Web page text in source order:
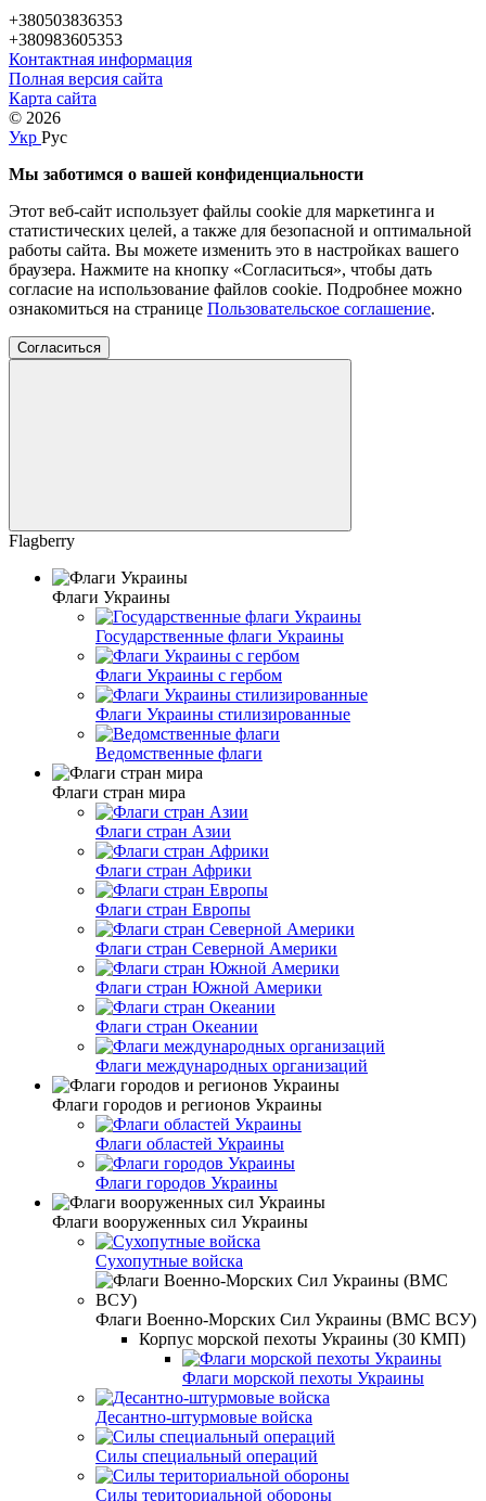
+380503836353
+380983605353
Контактная информация
Полная версия сайта
Карта сайта
© 2026
Укр Рус
Мы заботимся о вашей конфиденциальности
Этот веб-сайт использует файлы cookie для маркетинга и
статистических целей, а также для безопасной и оптимальной
работы сайта. Вы можете изменить это в настройках вашего
браузера. Нажмите на кнопку «Согласиться», чтобы дать
согласие на использование файлов cookie. Подробнее можно
ознакомиться на странице Пользовательское соглашение.
Согласиться
Flagberry
Флаги Украины
Государственные флаги Украины
Флаги Украины с гербом
Флаги Украины стилизированные
Ведомственные флаги
Флаги стран мира
Флаги стран Азии
Флаги стран Африки
Флаги стран Европы
Флаги стран Северной Америки
Флаги стран Южной Америки
Флаги стран Океании
Флаги международных организаций
Флаги городов и регионов Украины
Флаги областей Украины
Флаги городов Украины
Флаги вооруженных сил Украины
Сухопутные войска
Флаги Военно-Морских Сил Украины (ВМС ВСУ)
Корпус морской пехоты Украины (30 КМП)
Флаги морской пехоты Украины
Десантно-штурмовые войска
Силы специальный операций
Силы териториальной обороны